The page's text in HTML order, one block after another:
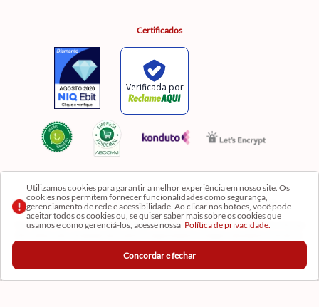
Utilizamos cookies para garantir a melhor experiência em nosso site. Os
cookies nos permitem fornecer funcionalidades como segurança,
gerenciamento de rede e acessibilidade. Ao clicar nos botões, você pode
aceitar todos os cookies ou, se quiser saber mais sobre os cookies que
usamos e como gerenciá-los, acesse nossa Política de privacidade.
Concordar e fechar
Certificados
Razão Social: Comercial Luzia Meire de Gêneros Alimentícios LTDA | CNPJ:
08.991.182/0001-11
Os preços, produtos e quantidades da Loja Virtual não se aplicam aos da Loja Física. Na Loja